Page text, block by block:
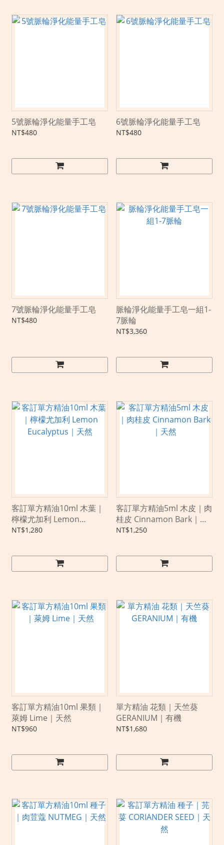
5號脈輪淨化能量手工皂
NT$480
6號脈輪淨化能量手工皂
NT$480
7號脈輪淨化能量手工皂
NT$480
脈輪淨化能量手工皂一組1-
7脈輪
NT$3,360
客訂單方精油10ml 木葉｜
檸檬尤加利 Lemon
Eucalyptus｜天然
NT$1,280
客訂單方精油5ml 木皮｜肉
桂皮 Cinnamon Bark｜天
然
NT$1,250
客訂單方精油10ml 果類｜
萊姆 Lime｜天然
NT$960
單方精油 花類｜天竺葵
GERANIUM｜有機
NT$1,680